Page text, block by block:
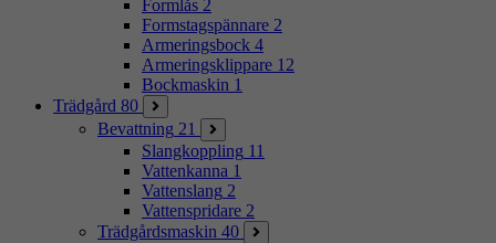
Formlås 2
Formstagspännare 2
Armeringsbock 4
Armeringsklippare 12
Bockmaskin 1
Trädgård 80
Bevattning 21
Slangkoppling 11
Vattenkanna 1
Vattenslang 2
Vattenspridare 2
Trädgårdsmaskin 40